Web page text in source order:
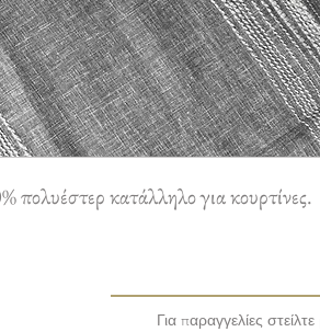
πολυέστερ κατάλληλο για κουρτίνες.
Για παραγγελίες